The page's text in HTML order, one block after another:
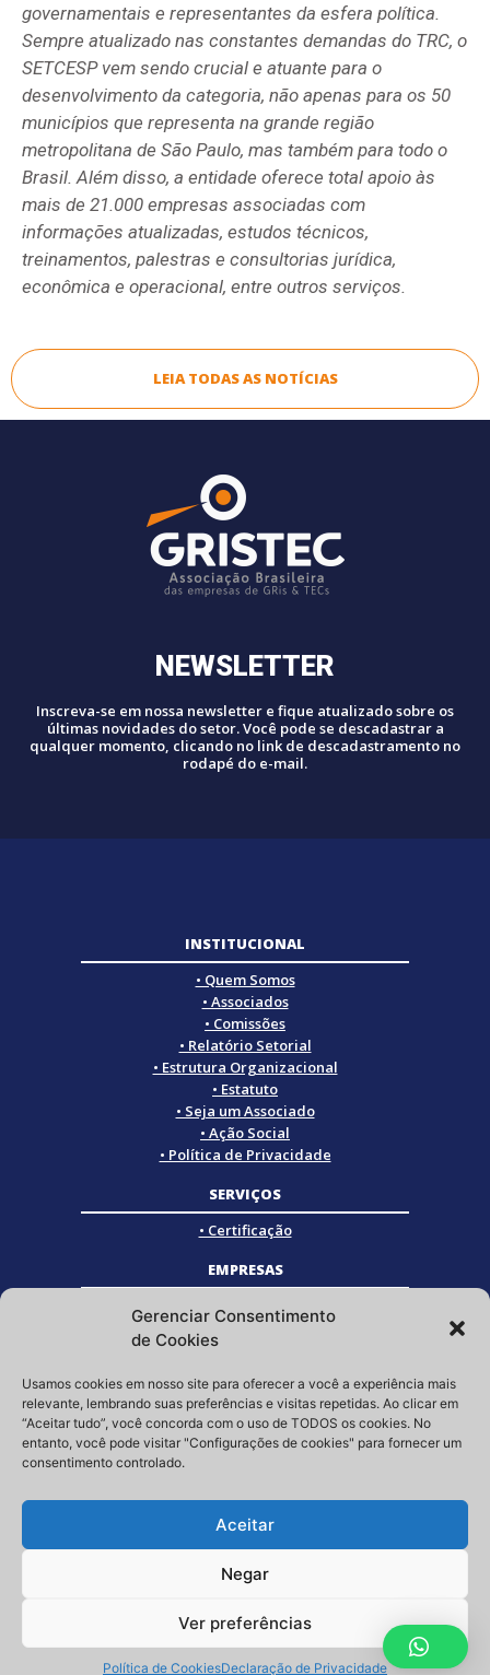
Gerenciar Consentimento
de Cookies
Usamos cookies em nosso site para oferecer a você a experiência mais
relevante, lembrando suas preferências e visitas repetidas. Ao clicar em
“Aceitar tudo”, você concorda com o uso de TODOS os cookies. No
entanto, você pode visitar "Configurações de cookies" para fornecer um
consentimento controlado.
Aceitar
Negar
Ver preferências
Política de CookiesDeclaração de Privacidade
governamentais e representantes da esfera política.
Sempre atualizado nas constantes demandas do TRC, o
SETCESP vem sendo crucial e atuante para o
desenvolvimento da categoria, não apenas para os 50
municípios que representa na grande região
metropolitana de São Paulo, mas também para todo o
Brasil. Além disso, a entidade oferece total apoio às
mais de 21.000 empresas associadas com
informações atualizadas, estudos técnicos,
treinamentos, palestras e consultorias jurídica,
econômica e operacional, entre outros serviços.
LEIA TODAS AS NOTÍCIAS
NEWSLETTER
Inscreva-se em nossa newsletter e fique atualizado sobre os
últimas novidades do setor. Você pode se descadastrar a
qualquer momento, clicando no link de descadastramento no
rodapé do e-mail.
INSTITUCIONAL
• Quem Somos
• Associados
• Comissões
• Relatório Setorial
• Estrutura Organizacional
• Estatuto
• Seja um Associado
• Ação Social
• Política de Privacidade
SERVIÇOS
• Certificação
EMPRESAS
• Empresas Associadas
• Empresas Certificadas
• Empresas Parceiras
SOCIAL
Siga a GRISTEC nas redes sociais
Copyright © 2023 | GRISTEC – Tel.: (11) 3807-3397 – E-mail:
contato@gristec.com.br